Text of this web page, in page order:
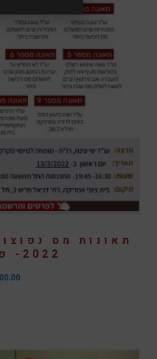
תאונות מס
2022- פרונטלי